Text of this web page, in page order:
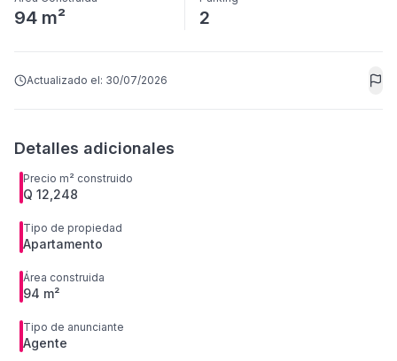
94 m² 2
Actualizado el: 30/07/2026
Detalles adicionales
Precio m² construido
Q 12,248
Tipo de propiedad
Apartamento
Área construida
94 m²
Tipo de anunciante
Agente